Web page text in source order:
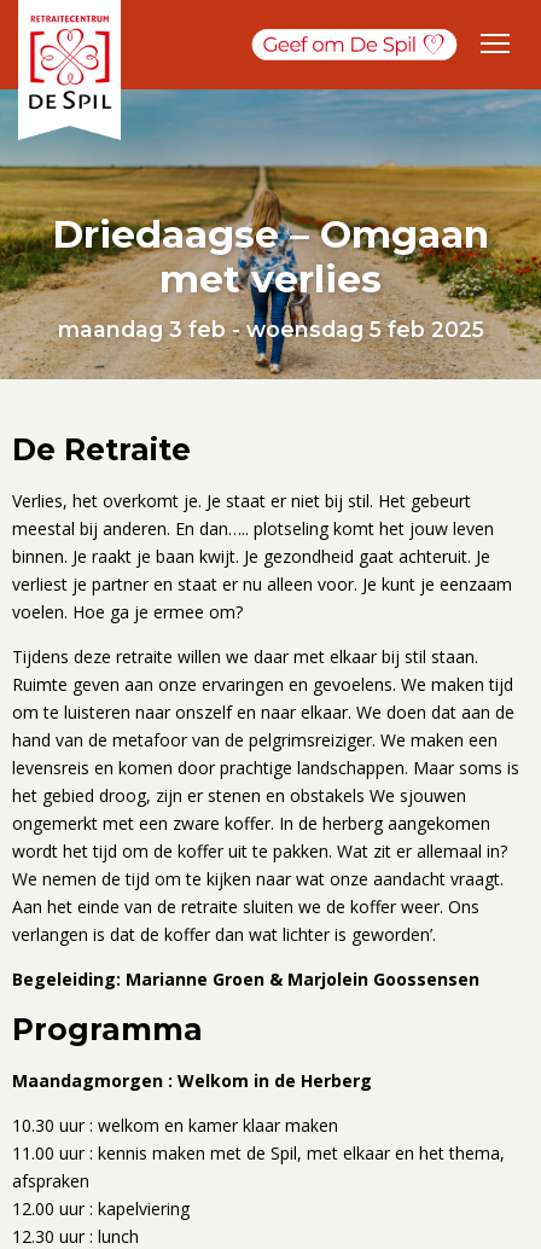
Driedaagse – Omgaan
met verlies
maandag 3 feb - woensdag 5 feb 2025
De Retraite
Verlies, het overkomt je. Je staat er niet bij stil. Het gebeurt
meestal bij anderen. En dan….. plotseling komt het jouw leven
binnen. Je raakt je baan kwijt. Je gezondheid gaat achteruit. Je
verliest je partner en staat er nu alleen voor. Je kunt je eenzaam
voelen. Hoe ga je ermee om?
Tijdens deze retraite willen we daar met elkaar bij stil staan.
Ruimte geven aan onze ervaringen en gevoelens. We maken tijd
om te luisteren naar onszelf en naar elkaar. We doen dat aan de
hand van de metafoor van de pelgrimsreiziger. We maken een
levensreis en komen door prachtige landschappen. Maar soms is
het gebied droog, zijn er stenen en obstakels We sjouwen
ongemerkt met een zware koffer. In de herberg aangekomen
wordt het tijd om de koffer uit te pakken. Wat zit er allemaal in?
We nemen de tijd om te kijken naar wat onze aandacht vraagt.
Aan het einde van de retraite sluiten we de koffer weer. Ons
verlangen is dat de koffer dan wat lichter is geworden’.
Begeleiding: Marianne Groen & Marjolein Goossensen
Programma
Maandagmorgen : Welkom in de Herberg
10.30 uur : welkom en kamer klaar maken
11.00 uur : kennis maken met de Spil, met elkaar en het thema,
afspraken
12.00 uur : kapelviering
12.30 uur : lunch